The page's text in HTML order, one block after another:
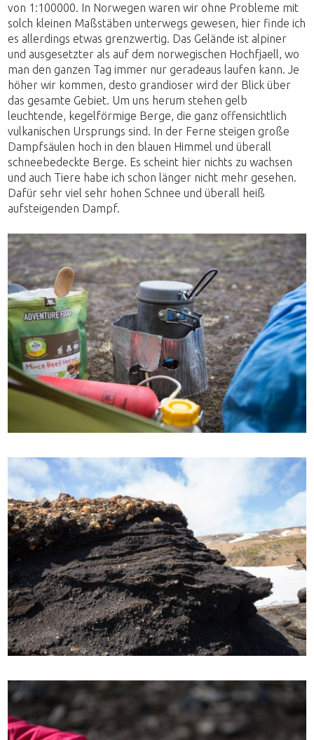
von 1:100000. In Norwegen waren wir ohne Probleme mit
solch kleinen Maßstäben unterwegs gewesen, hier finde ich
es allerdings etwas grenzwertig. Das Gelände ist alpiner
und ausgesetzter als auf dem norwegischen Hochfjaell, wo
man den ganzen Tag immer nur geradeaus laufen kann. Je
höher wir kommen, desto grandioser wird der Blick über
das gesamte Gebiet. Um uns herum stehen gelb
leuchtende, kegelförmige Berge, die ganz offensichtlich
vulkanischen Ursprungs sind. In der Ferne steigen große
Dampfsäulen hoch in den blauen Himmel und überall
schneebedeckte Berge. Es scheint hier nichts zu wachsen
und auch Tiere habe ich schon länger nicht mehr gesehen.
Dafür sehr viel sehr hohen Schnee und überall heiß
aufsteigenden Dampf.